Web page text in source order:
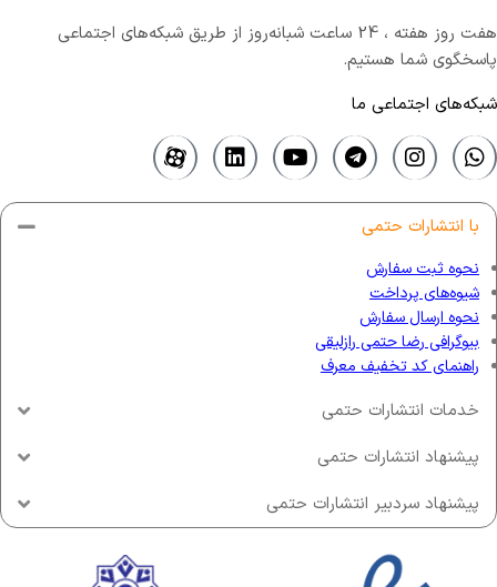
هفت روز هفته ، 24 ساعت شبانه‌روز از طریق شبکه‌های اجتماعی
پاسخگوی شما هستیم.
شبکه‌های اجتماعی ما
با انتشارات حتمی
نحوه ثبت سفارش
شیوه‌های پرداخت
نحوه ارسال سفارش
بیوگرافی رضا حتمی رازلیقی
راهنمای کد تخفیف معرف
خدمات انتشارات حتمی
پیشنهاد انتشارات حتمی
پیشنهاد سردبیر انتشارات حتمی